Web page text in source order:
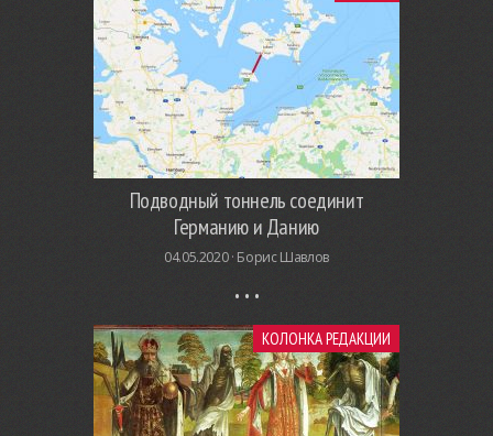
Подводный тоннель соединит
Германию и Данию
04.05.2020 · Борис Шавлов
КОЛОНКА РЕДАКЦИИ